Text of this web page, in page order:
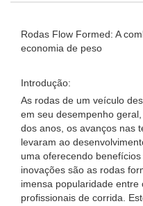
Rodas Flow Formed: A
economia de peso
Introdução:
As rodas de um veículo
em seu desempenho
dos anos, os avanços nas
levaram ao
uma oferecendo
inovações são as rodas
imensa popularidade
profissionais de corrida.